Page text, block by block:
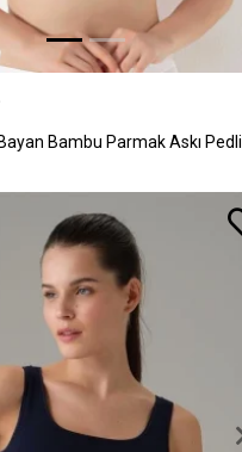
Bambu Parmak Askı Pedli